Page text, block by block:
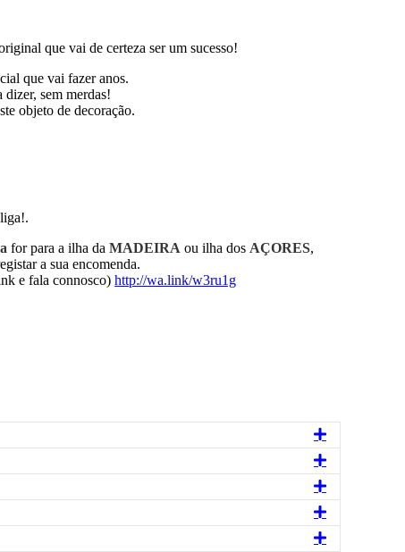
que vai de certeza ser um sucesso!
que vai fazer anos.
dizer, sem merdas!
objeto de decoração.
for para a ilha daMADEIRA ou ilha dos AÇORES,
a sua encomenda.
e fala connosco)http://wa.link/w3ru1g
Expandir
Expandir
Expandir
Expandir
Expandir